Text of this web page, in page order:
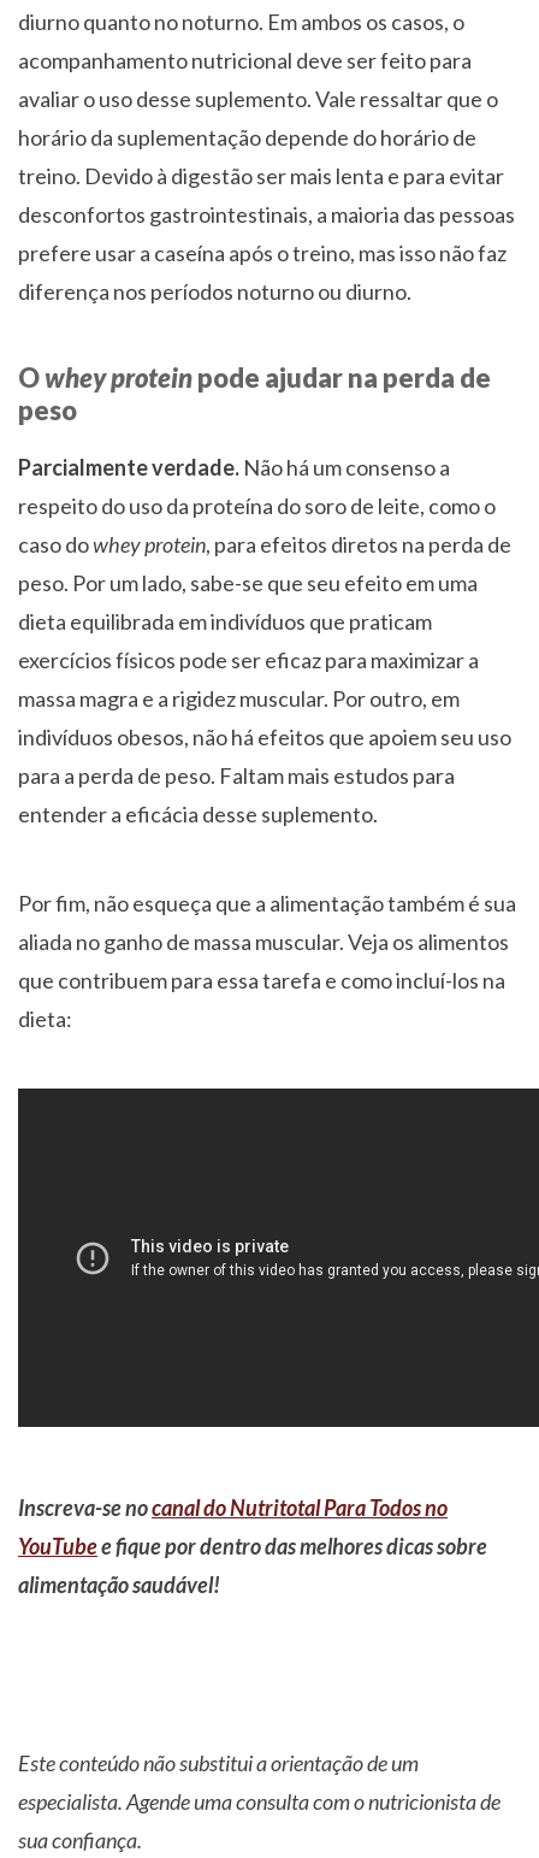
diurno quanto no noturno. Em ambos os casos, o
acompanhamento nutricional deve ser feito para
avaliar o uso desse suplemento. Vale ressaltar que o
horário da suplementação depende do horário de
treino. Devido à digestão ser mais lenta e para evitar
desconfortos gastrointestinais, a maioria das pessoas
prefere usar a caseína após o treino, mas isso não faz
diferença nos períodos noturno ou diurno.
Owhey proteinpode ajudar na perda de
peso
Parcialmente verdade. Não há um consenso a
respeito do uso da proteína do soro de leite, como o
caso dowhey protein, para efeitos diretos na perda de
peso. Por um lado, sabe-se que seu efeito em uma
dieta equilibrada em indivíduos que praticam
exercícios físicos pode ser eficaz para maximizar a
massa magra e a rigidez muscular. Por outro, em
indivíduos obesos, não há efeitos que apoiem seu uso
para a perda de peso. Faltam mais estudos para
entender a eficácia desse suplemento.
Por fim, não esqueça que a alimentação também é sua
aliada no ganho de massa muscular. Veja os alimentos
que contribuem para essa tarefa e como incluí-los na
dieta:
Inscreva-se nocanal do Nutritotal Para Todos no
YouTubee fique por dentro das melhores dicas sobre
alimentação saudável!
Este conteúdo não substitui a orientação de um
especialista. Agende uma consulta com o nutricionista de
sua confiança.